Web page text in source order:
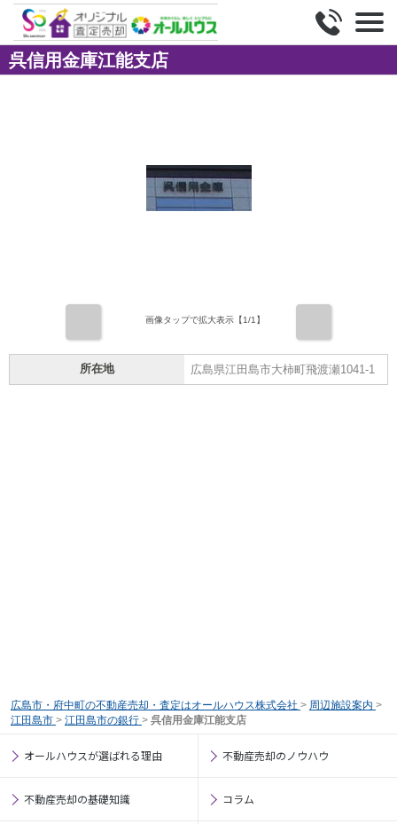
呉信用金庫江能支店
画像タップで拡大表示【1/1】
所在地 広島県江田島市大柿町飛渡瀬1041-1
広島市・府中町の不動産売却・査定はオールハウス株式会社 > 周辺施設案内 >
江田島市 > 江田島市の銀行 > 呉信用金庫江能支店
オールハウスが選ばれる理由 不動産売却のノウハウ
不動産売却の基礎知識 コラム